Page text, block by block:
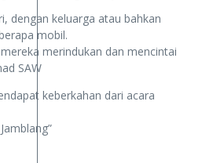
dengan keluarga atau bahkan
mobil.
merindukan dan mencintai
SAW
keberkahan dari acara